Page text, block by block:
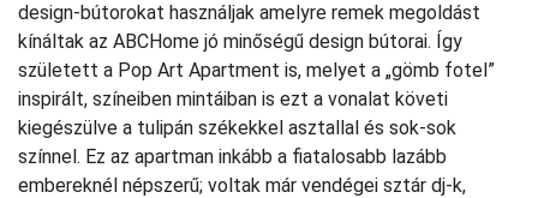
design-bútorokat használjak amelyre remek megoldást
kínáltak az ABCHome jó minőségű design bútorai. Így
született a Pop Art Apartment is, melyet a „gömb fotel”
inspirált, színeiben mintáiban is ezt a vonalat követi
kiegészülve a tulipán székekkel asztallal és sok-sok
színnel. Ez az apartman inkább a fiatalosabb lazább
embereknél népszerű; voltak már vendégei sztár dj-k,